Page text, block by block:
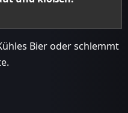
Bier oder schlemmt